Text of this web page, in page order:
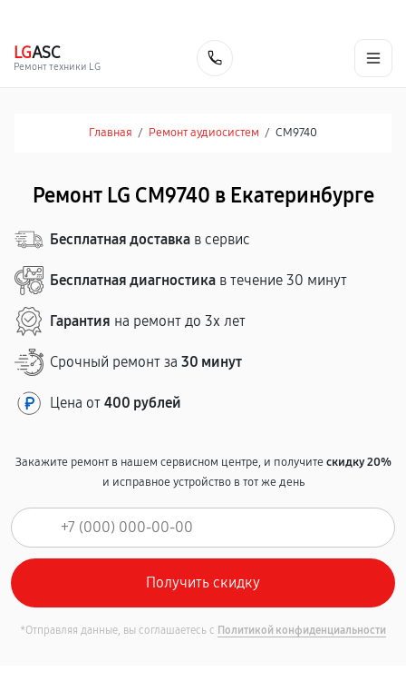
LGASC
Ремонт техники LG
Главная / Ремонт аудиосистем / CM9740
Ремонт LG CM9740 в Екатеринбурге
Бесплатная доставка в сервис
Бесплатная диагностика в течение 30 минут
Гарантия на ремонт до 3х лет
Срочный ремонт за 30 минут
Цена от 400 рублей
Закажите ремонт в нашем сервисном центре, и получитескидку 20%
и исправное устройство в тот же день
*Отправляя данные, вы соглашаетесь с Политикой конфиденциальности